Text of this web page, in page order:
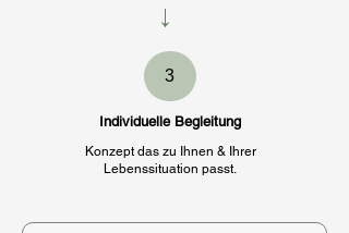
→
3
Individuelle Begleitung
Konzept das zu Ihnen & Ihrer
Lebenssituation passt.